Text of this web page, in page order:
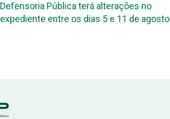
Defensoria Pública terá alterações no
expediente entre os dias 5 e 11 de agosto